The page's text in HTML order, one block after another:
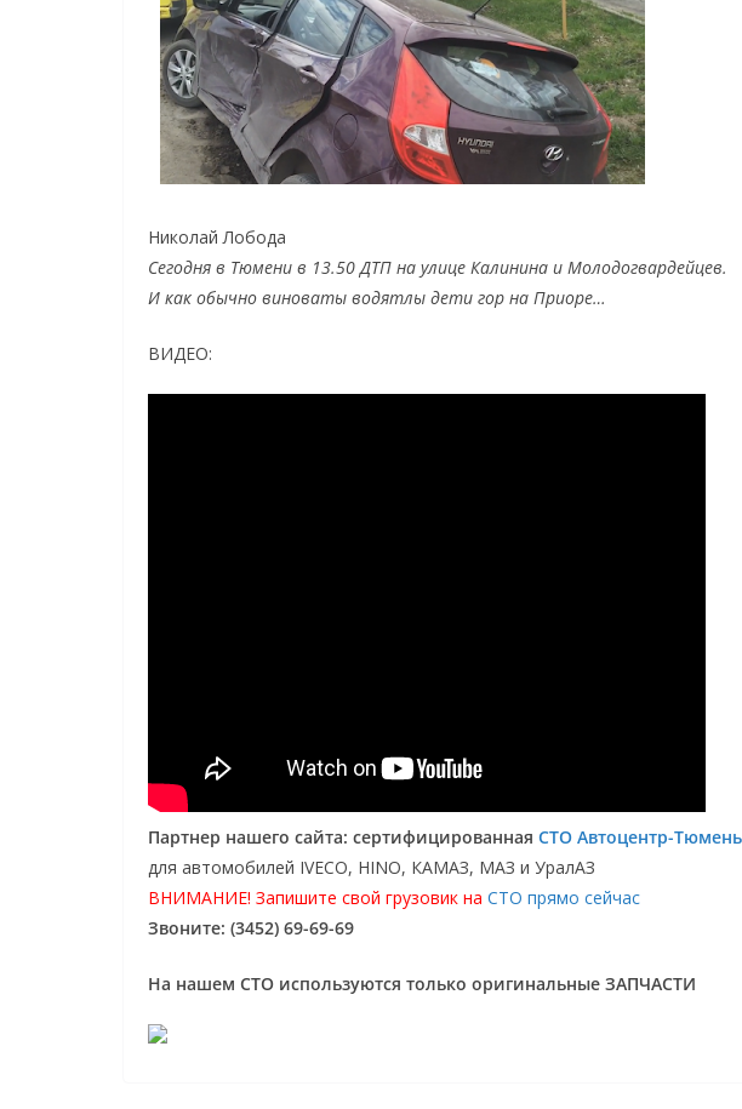
Николай Лобода
Сегодня в Тюмени в 13.50 ДТП на улице Калинина и Молодогвардейцев.
И как обычно виноваты водятлы дети гор на Приоре…
ВИДЕО:
Партнер нашего сайта: сертифицированная СТО Автоцентр-Тюмень
для автомобилей IVECO, HINO, КАМАЗ, МАЗ и УралАЗ
ВНИМАНИЕ! Запишите свой грузовик на СТО прямо сейчас
Звоните: (3452) 69-69-69
На нашем СТО используются только оригинальные ЗАПЧАСТИ